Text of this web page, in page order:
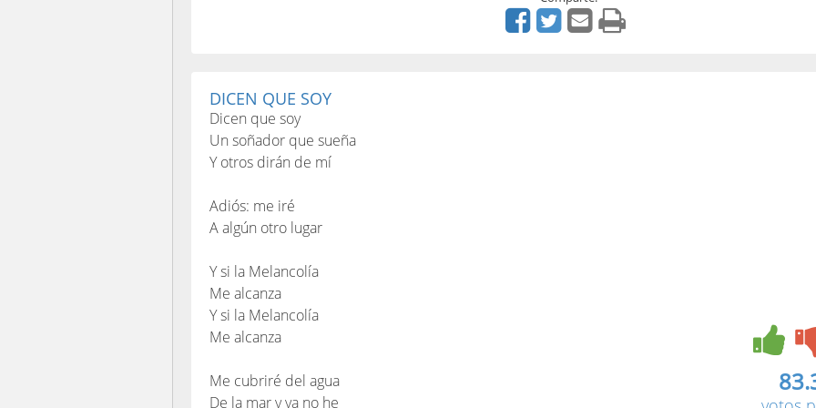
DICEN QUE SOY
Dicen que soy
Un soñador que sueña
Y otros dirán de mí
Adiós: me iré
A algún otro lugar
Y si la Melancolía
Me alcanza
Y si la Melancolía
Me alcanza
Me cubriré del agua
De la mar y ya no he